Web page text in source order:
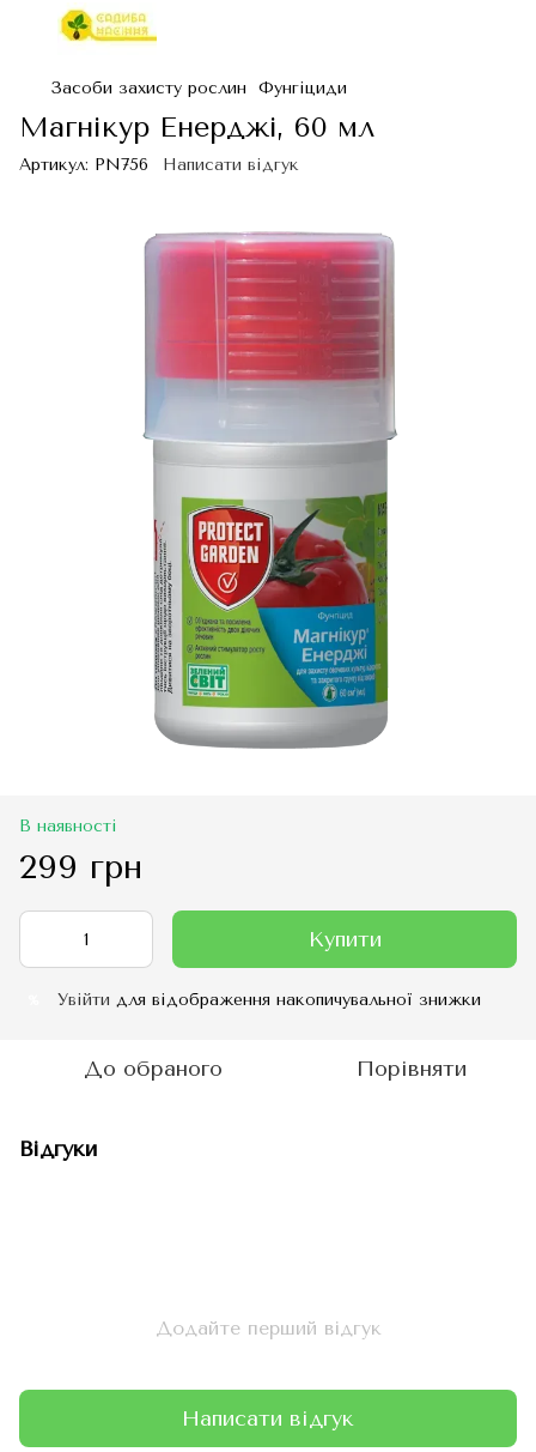
Засоби захисту рослин Фунгіциди
Магнікур Енерджі, 60 мл
Артикул: PN756 Написати відгук
В наявності
299 грн
Купити
Увійти для відображення накопичувальної знижки
До обраного Порівняти
Відгуки
Додайте перший відгук
Написати відгук